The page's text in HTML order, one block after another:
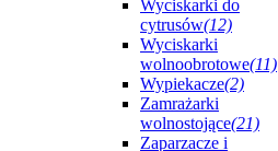
Wyciskarki do
cytrusów(12)
Wyciskarki
wolnoobrotowe(11)
Wypiekacze(2)
Zamrażarki
wolnostojące(21)
Zaparzacze i